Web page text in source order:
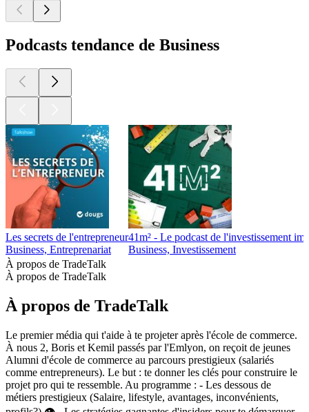
Podcasts tendance de Business
Les secrets de l'entrepreneur
Business, Entreprenariat
41m² - Le podcast de l'investissement
Business, Investissement
À propos de TradeTalk
À propos de TradeTalk
À propos de TradeTalk
Le premier média qui t'aide à te projeter après l'école de commerce.
À nous 2, Boris et Kemil passés par l'Emlyon, on reçoit de jeunes
Alumni d'école de commerce au parcours prestigieux (salariés
comme entrepreneurs). Le but : te donner les clés pour construire le
projet pro qui te ressemble. Au programme : - Les dessous de
métiers prestigieux (Salaire, lifestyle, avantages, inconvénients,